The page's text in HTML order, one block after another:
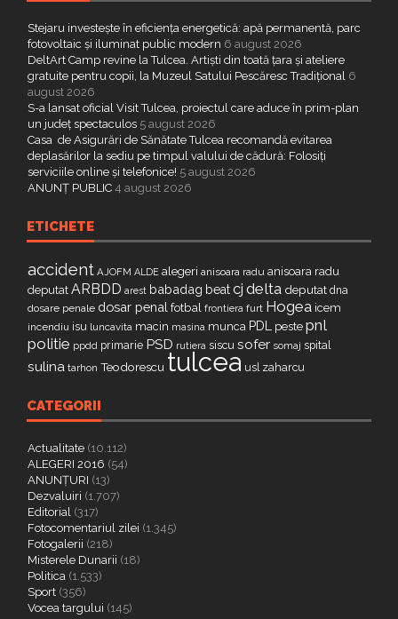
Stejaru investește în eficiența energetică: apă permanentă, parc
fotovoltaic și iluminat public modern 6 august 2026
DeltArt Camp revine la Tulcea. Artiști din toată țara și ateliere
gratuite pentru copii, la Muzeul Satului Pescăresc Tradițional 6
august 2026
S-a lansat oficial Visit Tulcea, proiectul care aduce în prim-plan
un județ spectaculos 5 august 2026
Casa de Asigurări de Sănătate Tulcea recomandă evitarea
deplasărilor la sediu pe timpul valului de cădură: Folosiți
serviciile online și telefonice! 5 august 2026
ANUNȚ PUBLIC 4 august 2026
ETICHETE
accident AJOFM ALDE alegeri anisoara radu anisoara radu
deputat ARBDD arest babadag beatcj delta deputat dna
dosare penale dosar penal fotbal frontiera furt Hogea icem
incendiu isu luncavita macin masina munca PDL peste pnl
politie ppdd primarie PSD rutiera siscu sofer somaj spital
sulina tarhon Teodorescu tulcea usl zaharcu
CATEGORII
Actualitate (10.112)
ALEGERI 2016 (54)
ANUNȚURI (13)
Dezvaluiri (1.707)
Editorial (317)
Fotocomentariul zilei (1.345)
Fotogalerii (218)
Misterele Dunarii (18)
Politica (1.533)
Sport (356)
Vocea targului (145)